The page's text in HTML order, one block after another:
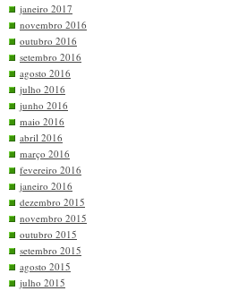
janeiro 2017
novembro 2016
outubro 2016
setembro 2016
agosto 2016
julho 2016
junho 2016
maio 2016
abril 2016
março 2016
fevereiro 2016
janeiro 2016
dezembro 2015
novembro 2015
outubro 2015
setembro 2015
agosto 2015
julho 2015